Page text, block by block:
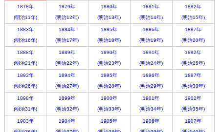
1878年
(明治11年)
1879年
(明治12年)
1880年
(明治13年)
1881年
(明治14年)
1882年
(明治15年)
1883年
(明治16年)
1884年
(明治17年)
1885年
(明治18年)
1886年
(明治19年)
1887年
(明治20年)
1888年
(明治21年)
1889年
(明治22年)
1890年
(明治23年)
1891年
(明治24年)
1892年
(明治25年)
1893年
(明治26年)
1894年
(明治27年)
1895年
(明治28年)
1896年
(明治29年)
1897年
(明治30年)
1898年
(明治31年)
1899年
(明治32年)
1900年
(明治33年)
1901年
(明治34年)
1902年
(明治35年)
1903年
1904年
1905年
1906年
1907年